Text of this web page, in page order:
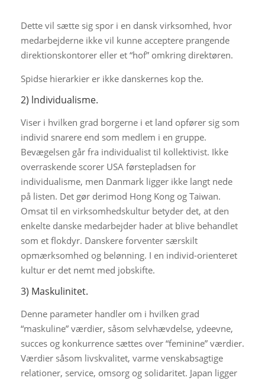
Dette vil sætte sig spor i en dansk virksomhed, hvor
medarbejderne ikke vil kunne acceptere prangende
direktionskontorer eller et “hof” omkring direktøren.
Spidse hierarkier er ikke danskernes kop the.
2) lndividualisme.
Viser i hvilken grad borgerne i et land opfører sig som
individ snarere end som medlem i en gruppe.
Bevægelsen går fra individualist til kollektivist. Ikke
overraskende scorer USA førstepladsen for
individualisme, men Danmark ligger ikke langt nede
på listen. Det gør derimod Hong Kong og Taiwan.
Omsat til en virksomhedskultur betyder det, at den
enkelte danske medarbejder hader at blive behandlet
som et flokdyr. Danskere forventer særskilt
opmærksomhed og belønning. I en individ-orienteret
kultur er det nemt med jobskifte.
3) Maskulinitet.
Denne parameter handler om i hvilken grad
“maskuline” værdier, såsom selvhævdelse, ydeevne,
succes og konkurrence sættes over “feminine” værdier.
Værdier såsom livskvalitet, varme venskabsagtige
relationer, service, omsorg og solidaritet. Japan ligger